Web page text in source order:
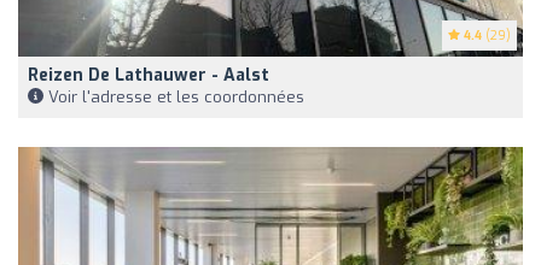
4.4 (29)
Reizen De Lathauwer - Aalst
Voir l'adresse et les coordonnées